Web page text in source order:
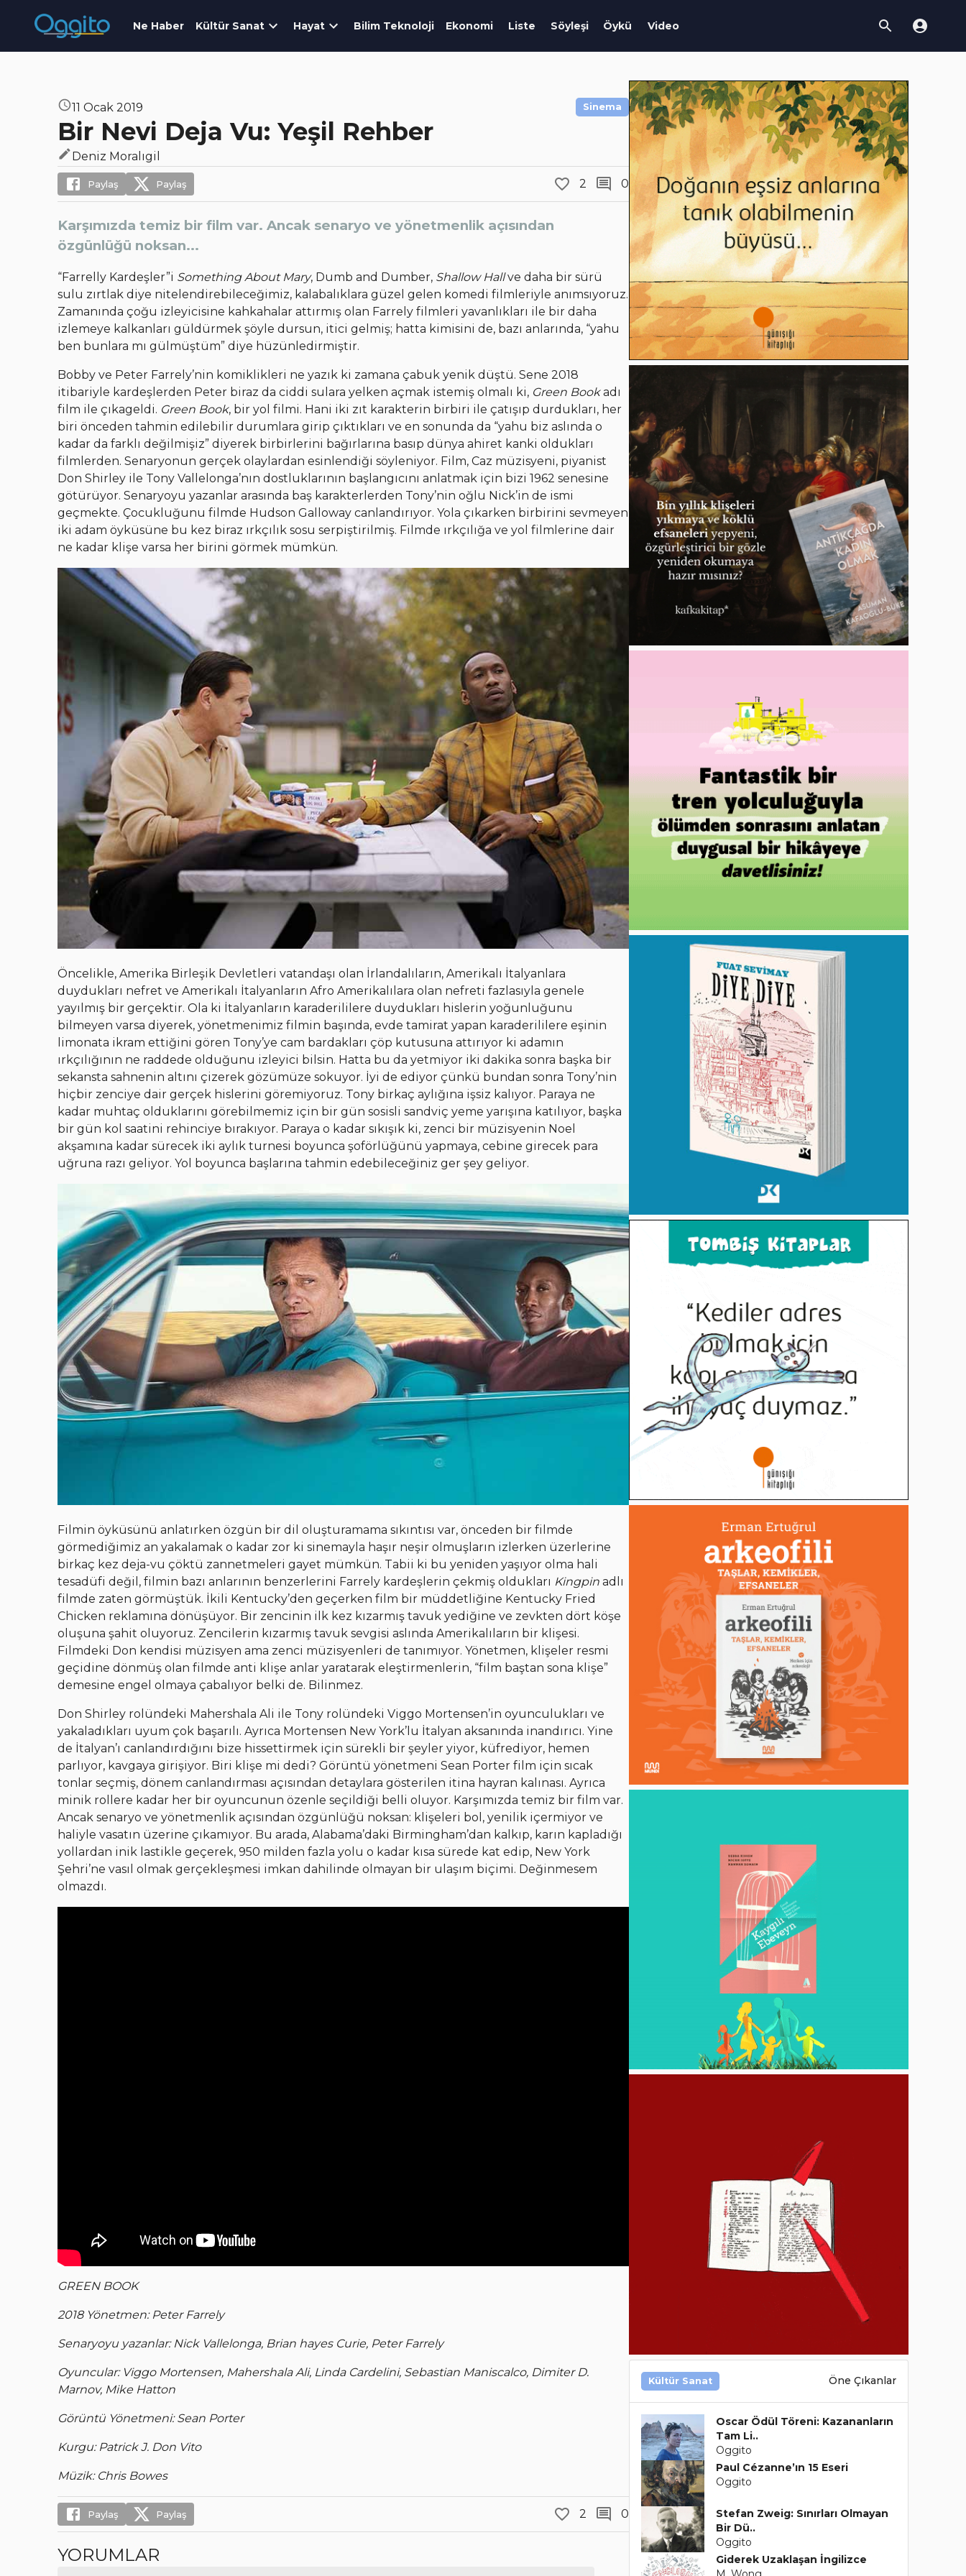
Ne Haber Kültür Sanat Hayat Bilim Teknoloji Ekonomi Liste Söyleşi Öykü Video
11 Ocak 2019 Sinema
Bir Nevi Deja Vu: Yeşil Rehber
Deniz Moralıgil
Paylaş Paylaş 2 0
Karşımızda temiz bir film var. Ancak senaryo ve yönetmenlik açısından
özgünlüğü noksan...
“Farrelly Kardeşler”i Something About Mary, Dumb and Dumber, Shallow Hallve daha bir sürü
sulu zırtlak diye nitelendirebileceğimiz, kalabalıklara güzel gelen komedi filmleriyle anımsıyoruz.
Zamanında çoğu izleyicisine kahkahalar attırmış olan Farrely filmleri yavanlıkları ile bir daha
izlemeye kalkanları güldürmek şöyle dursun, itici gelmiş; hatta kimisini de, bazı anlarında, “yahu
ben bunlara mı gülmüştüm” diye hüzünledirmiştir.
Bobby ve Peter Farrely’nin komiklikleri ne yazık ki zamana çabuk yenik düştü. Sene 2018
itibariyle kardeşlerden Peter biraz da ciddi sulara yelken açmak istemiş olmalı ki, Green Bookadı
film ile çıkageldi. Green Book, bir yol filmi. Hani iki zıt karakterin birbiri ile çatışıp durdukları, her
biri önceden tahmin edilebilir durumlara girip çıktıkları ve en sonunda da “yahu biz aslında o
kadar da farklı değilmişiz” diyerek birbirlerini bağırlarına basıp dünya ahiret kanki oldukları
filmlerden. Senaryonun gerçek olaylardan esinlendiği söyleniyor. Film, Caz müzisyeni, piyanist
Don Shirley ile Tony Vallelonga’nın dostluklarının başlangıcını anlatmak için bizi 1962 senesine
götürüyor. Senaryoyu yazanlar arasında baş karakterlerden Tony’nin oğlu Nick’in de ismi
geçmekte. Çocukluğunu filmde Hudson Galloway canlandırıyor. Yola çıkarken birbirini sevmeyen
iki adam öyküsüne bu kez biraz ırkçılık sosu serpiştirilmiş. Filmde ırkçılığa ve yol filmlerine dair
ne kadar klişe varsa her birini görmek mümkün.
Öncelikle, Amerika Birleşik Devletleri vatandaşı olan İrlandalıların, Amerikalı İtalyanlara
duydukları nefret ve Amerikalı İtalyanların Afro Amerikalılara olan nefreti fazlasıyla genele
yayılmış bir gerçektir. Ola ki İtalyanların karaderililere duydukları hislerin yoğunluğunu
bilmeyen varsa diyerek, yönetmenimiz filmin başında, evde tamirat yapan karaderililere eşinin
limonata ikram ettiğini gören Tony’ye cam bardakları çöp kutusuna attırıyor ki adamın
ırkçılığının ne raddede olduğunu izleyici bilsin. Hatta bu da yetmiyor iki dakika sonra başka bir
sekansta sahnenin altını çizerek gözümüze sokuyor. İyi de ediyor çünkü bundan sonra Tony’nin
hiçbir zenciye dair gerçek hislerini göremiyoruz. Tony birkaç aylığına işsiz kalıyor. Paraya ne
kadar muhtaç olduklarını görebilmemiz için bir gün sosisli sandviç yeme yarışına katılıyor, başka
bir gün kol saatini rehinciye bırakıyor. Paraya o kadar sıkışık ki, zenci bir müzisyenin Noel
akşamına kadar sürecek iki aylık turnesi boyunca şoförlüğünü yapmaya, cebine girecek para
uğruna razı geliyor. Yol boyunca başlarına tahmin edebileceğiniz ger şey geliyor.
Filmin öyküsünü anlatırken özgün bir dil oluşturamama sıkıntısı var, önceden bir filmde
görmediğimiz an yakalamak o kadar zor ki sinemayla haşır neşir olmuşların izlerken üzerlerine
birkaç kez deja-vu çöktü zannetmeleri gayet mümkün. Tabii ki bu yeniden yaşıyor olma hali
tesadüfi değil, filmin bazı anlarının benzerlerini Farrely kardeşlerin çekmiş oldukları Kingpin adlı
filmde zaten görmüştük. İkili Kentucky’den geçerken film bir müddetliğine Kentucky Fried
Chicken reklamına dönüşüyor. Bir zencinin ilk kez kızarmış tavuk yediğine ve zevkten dört köşe
oluşuna şahit oluyoruz. Zencilerin kızarmış tavuk sevgisi aslında Amerikalıların bir klişesi.
Filmdeki Don kendisi müzisyen ama zenci müzisyenleri de tanımıyor. Yönetmen, klişeler resmi
geçidine dönmüş olan filmde anti klişe anlar yaratarak eleştirmenlerin, “film baştan sona klişe”
demesine engel olmaya çabalıyor belki de. Bilinmez.
Don Shirley rolündeki Mahershala Ali ile Tony rolündeki Viggo Mortensen’in oyunculukları ve
yakaladıkları uyum çok başarılı. Ayrıca Mortensen New York’lu İtalyan aksanında inandırıcı. Yine
de İtalyan’ı canlandırdığını bize hissettirmek için sürekli bir şeyler yiyor, küfrediyor, hemen
parlıyor, kavgaya girişiyor. Biri klişe mi dedi? Görüntü yönetmeni Sean Porter film için sıcak
tonlar seçmiş, dönem canlandırması açısından detaylara gösterilen itina hayran kalınası. Ayrıca
minik rollere kadar her bir oyuncunun özenle seçildiği belli oluyor. Karşımızda temiz bir film var.
Ancak senaryo ve yönetmenlik açısından özgünlüğü noksan: klişeleri bol, yenilik içermiyor ve
haliyle vasatın üzerine çıkamıyor. Bu arada, Alabama’daki Birmingham’dan kalkıp, karın kapladığı
yollardan inik lastikle geçerek, 950 milden fazla yolu o kadar kısa sürede kat edip, New York
Şehri’ne vasıl olmak gerçekleşmesi imkan dahilinde olmayan bir ulaşım biçimi. Değinmesem
olmazdı.
GREEN BOOK
2018 Yönetmen: Peter Farrely
Senaryoyu yazanlar: Nick Vallelonga, Brian hayes Curie, Peter Farrely
Oyuncular: Viggo Mortensen, Mahershala Ali, Linda Cardelini, Sebastian Maniscalco, Dimiter D.
Marnov, Mike Hatton
Görüntü Yönetmeni: Sean Porter
Kurgu: Patrick J. Don Vito
Müzik: Chris Bowes
Paylaş Paylaş 2 0
YORUMLAR
Kültür Sanat Öne Çıkanlar
Oscar Ödül Töreni: Kazananların
Tam Li..
Oggito
Paul Cézanne’ın 15 Eseri
Oggito
Stefan Zweig: Sınırları Olmayan
Bir Dü..
Oggito
Giderek Uzaklaşan İngilizce